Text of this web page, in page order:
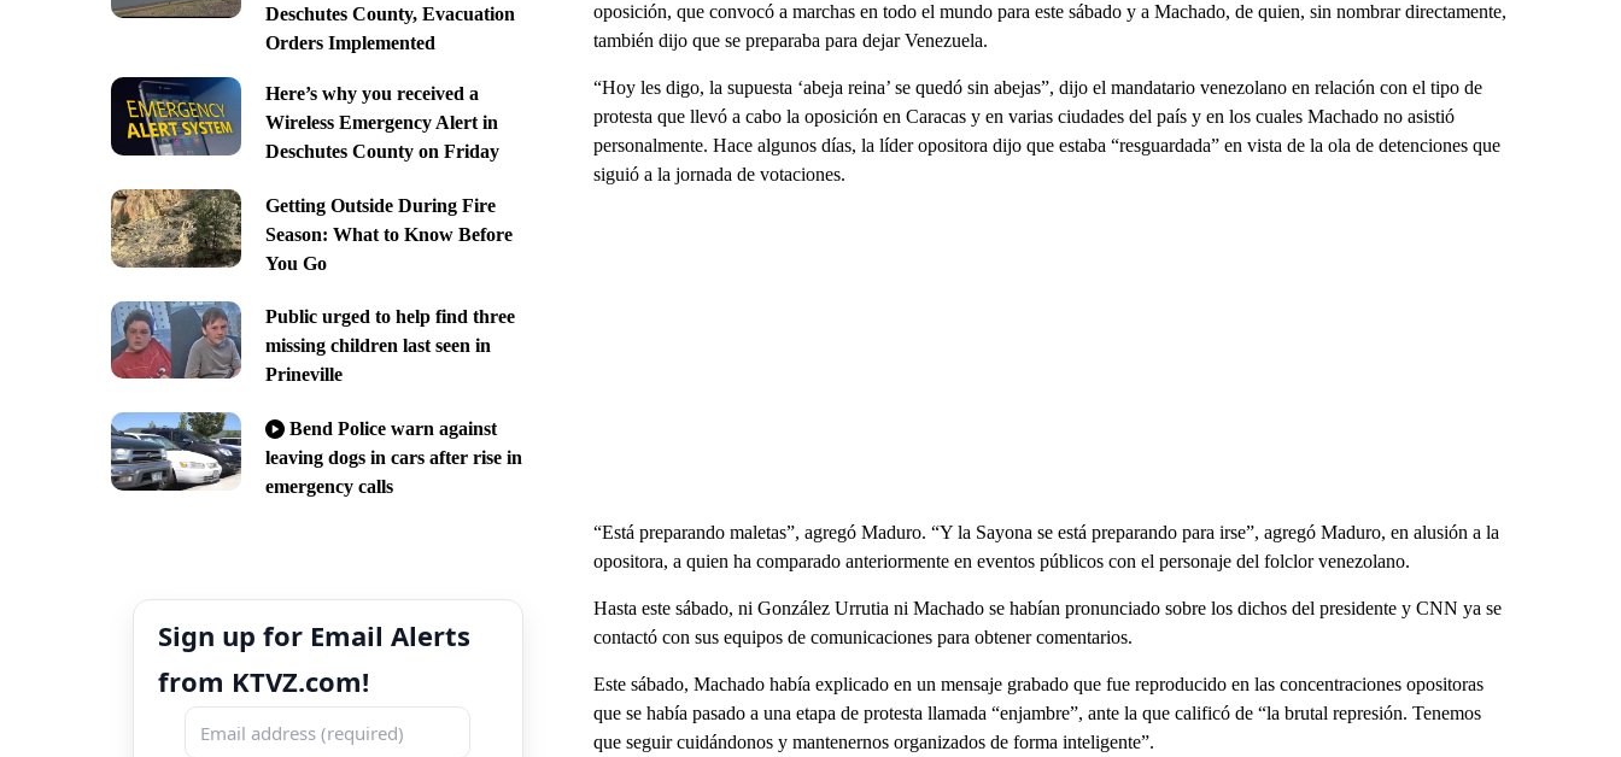
Deschutes County, Evacuation
Orders Implemented
Here’s why you received a
Wireless Emergency Alert in
Deschutes County on Friday
Getting Outside During Fire
Season: What to Know Before
You Go
Public urged to help find three
missing children last seen in
Prineville
Bend Police warn against
leaving dogs in cars after rise in
emergency calls
Sign up for Email Alerts
from KTVZ.com!
oposición, que convocó a marchas en todo el mundo para este sábado y a Machado, de quien, sin nombrar directamente,
también dijo que se preparaba para dejar Venezuela.
“Hoy les digo, la supuesta ‘abeja reina’ se quedó sin abejas”, dijo el mandatario venezolano en relación con el tipo de
protesta que llevó a cabo la oposición en Caracas y en varias ciudades del país y en los cuales Machado no asistió
personalmente. Hace algunos días, la líder opositora dijo que estaba “resguardada” en vista de la ola de detenciones que
siguió a la jornada de votaciones.
“Está preparando maletas”, agregó Maduro. “Y la Sayona se está preparando para irse”, agregó Maduro, en alusión a la
opositora, a quien ha comparado anteriormente en eventos públicos con el personaje del folclor venezolano.
Hasta este sábado, ni González Urrutia ni Machado se habían pronunciado sobre los dichos del presidente y CNN ya se
contactó con sus equipos de comunicaciones para obtener comentarios.
Este sábado, Machado había explicado en un mensaje grabado que fue reproducido en las concentraciones opositoras
que se había pasado a una etapa de protesta llamada “enjambre”, ante la que calificó de “la brutal represión. Tenemos
que seguir cuidándonos y mantenernos organizados de forma inteligente”.